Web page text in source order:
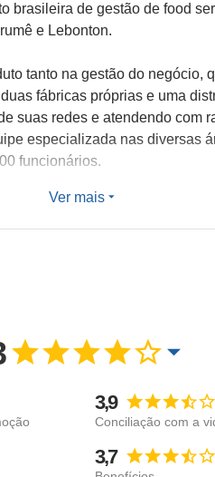
brasileira de gestão de food
e Lebonton.
tanto na gestão do negócio,
fábricas próprias e uma
suas redes e atendendo com
especializada nas diversas
funcionários.
Ver mais
3,9
Conciliação com a
3,7